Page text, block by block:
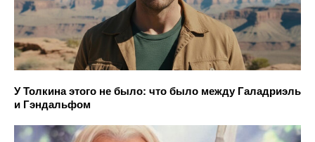
У Толкина этого не было: что было между Галадриэль
и Гэндальфом